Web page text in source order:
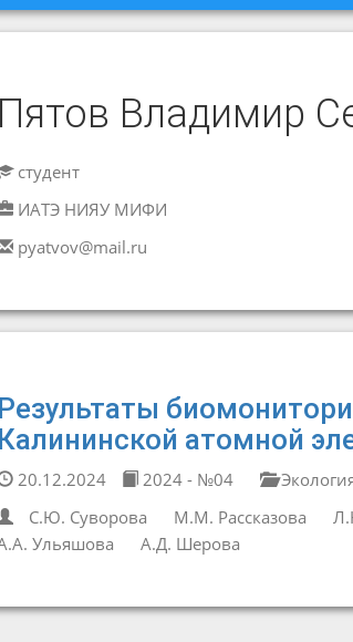
Пятов Владимир
студент
ИАТЭ НИЯУ МИФИ
pyatvov@mail.ru
Результаты
Калининской атомной
20.12.2024 2024 - №04
С.Ю. Суворова
М.М. Рассказова
Ульяшова
А.Д. Шерова